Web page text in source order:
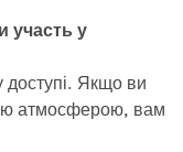
участь у
доступі. Якщо ви
атмосферою, вам